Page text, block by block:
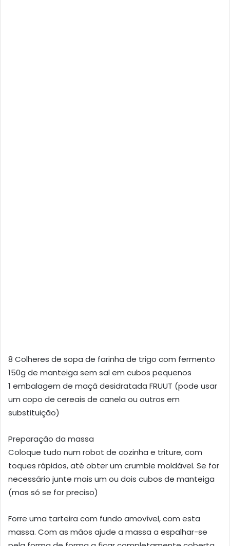
8 Colheres de sopa de farinha de trigo com fermento
150g de manteiga sem sal em cubos pequenos
1 embalagem de maçã desidratada FRUUT (pode usar
um copo de cereais de canela ou outros em
substituição)
Preparação da massa
Coloque tudo num robot de cozinha e triture, com
toques rápidos, até obter um crumble moldável. Se for
necessário junte mais um ou dois cubos de manteiga
(mas só se for preciso)
Forre uma tarteira com fundo amovível, com esta
massa. Com as mãos ajude a massa a espalhar-se